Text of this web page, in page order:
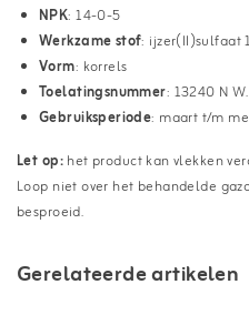
NPK: 14-0-5
Werkzame stof: ijzer(II)sulfaat
Vorm: korrels
Toelatingsnummer: 13240 N
Gebruiksperiode: maart t/m
Let op:het product kan vlekken
Loop niet over het behandelde
besproeid.
Gerelateerde artikelen